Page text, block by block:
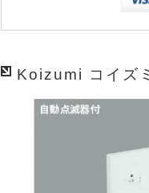
Koizumi コイズ